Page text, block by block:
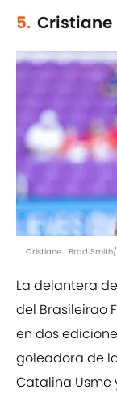
5. Cristiane
Cristiane | Brad
La delantera
del Brasileirao
en dos
goleadora de
Catalina Usme